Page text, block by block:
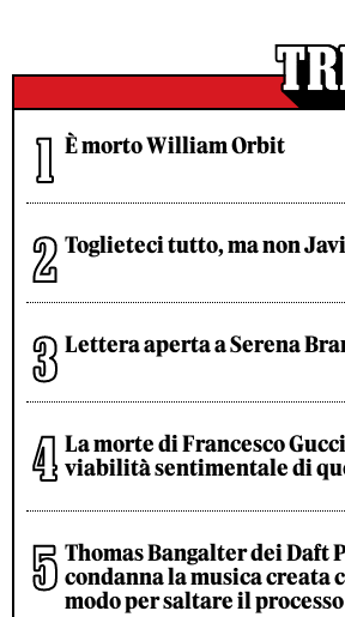
È morto William Orbit
Toglieteci tutto, ma non
Lettera aperta a Serena
La morte di Francesco
viabilità sentimentale di
Thomas Bangalter dei Daft
condanna la musica creata
modo per saltare il